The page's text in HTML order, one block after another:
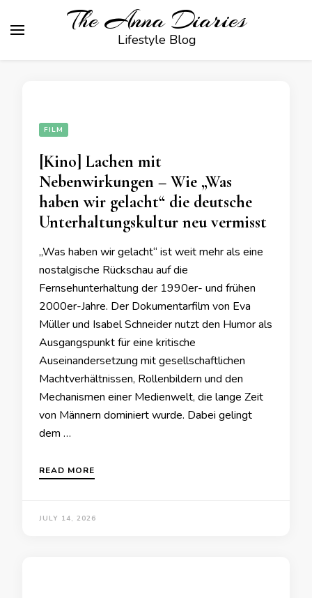
The Anna Diaries
Lifestyle Blog
FILM
[Kino] Lachen mit
Nebenwirkungen – Wie „Was
haben wir gelacht“ die deutsche
Unterhaltungskultur neu vermisst
„Was haben wir gelacht“ ist weit mehr als eine
nostalgische Rückschau auf die
Fernsehunterhaltung der 1990er- und frühen
2000er-Jahre. Der Dokumentarfilm von Eva
Müller und Isabel Schneider nutzt den Humor als
Ausgangspunkt für eine kritische
Auseinandersetzung mit gesellschaftlichen
Machtverhältnissen, Rollenbildern und den
Mechanismen einer Medienwelt, die lange Zeit
von Männern dominiert wurde. Dabei gelingt
dem …
READ MORE
JULY 14, 2026